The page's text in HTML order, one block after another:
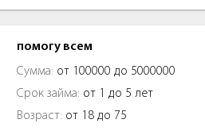
помогу всем
Сумма: от 100000 до 5000000
Срок займа: от 1 до 5 лет
Возраст: от 18 до 75